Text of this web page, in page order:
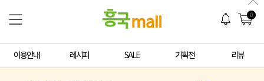
0
이용안내 레시피 SALE 기획전 리뷰